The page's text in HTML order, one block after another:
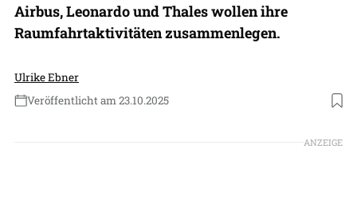
Airbus, Leonardo und Thales wollen ihre
Raumfahrtaktivitäten zusammenlegen.
Ulrike Ebner
Veröffentlicht am 23.10.2025
Foto: Airbus
ANZEIGE